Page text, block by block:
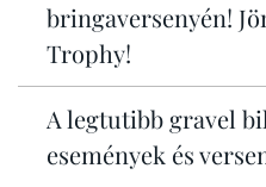
bringaversenyén!
Trophy!
A legtutibb gravel
események és